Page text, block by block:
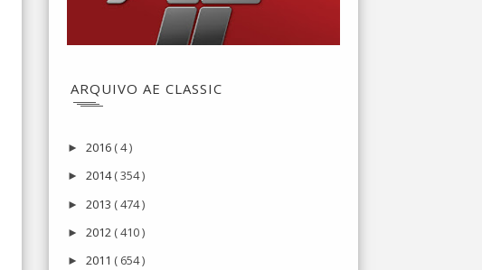
ARQUIVO AE CLASSIC
► 2016 ( 4 )
► 2014( 354 )
► 2013 ( 474 )
► 2012 ( 410 )
► 2011 ( 654 )